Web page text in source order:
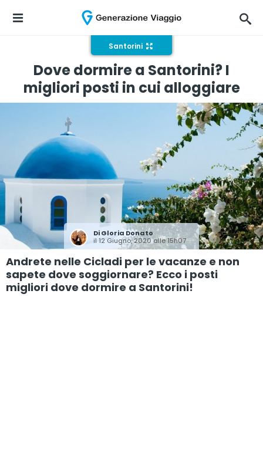
Santorini
Dove dormire a Santorini? I
migliori posti in cui alloggiare
DiGloria Donato
il 12 Giugno, 2020 alle 15h07
Andrete nelle Cicladi per le vacanze e non
sapete dove soggiornare? Ecco i posti
migliori dove dormire a Santorini!